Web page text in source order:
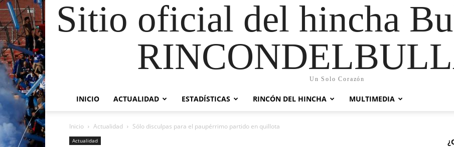
Sitio oficial del hincha
Un Solo Corazón
INICIO ACTUALIDAD ESTADÍSTICAS RINCÓN DEL HINCHA MULTIMEDIA
Inicio Actualidad Sólo disculpas para el paupérrimo partido en quillota
Actualidad